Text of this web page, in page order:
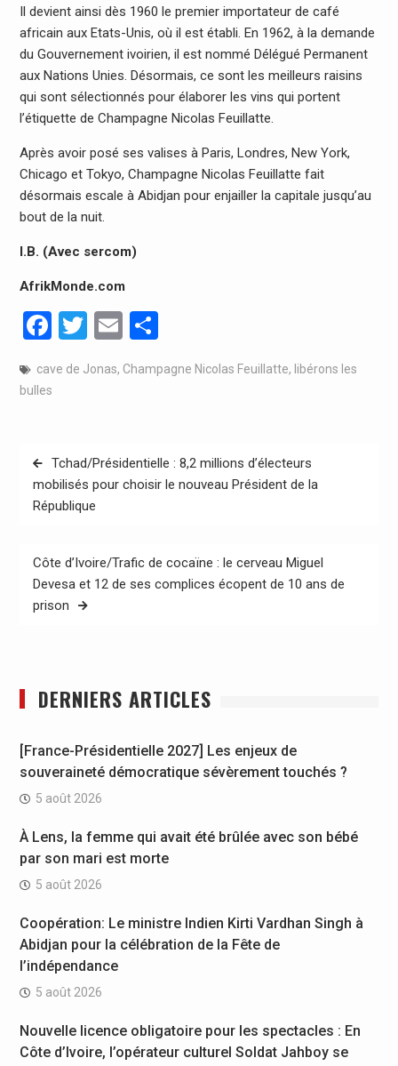
Il devient ainsi dès 1960 le premier importateur de café
africain aux Etats-Unis, où il est établi. En 1962, à la demande
du Gouvernement ivoirien, il est nommé Délégué Permanent
aux Nations Unies. Désormais, ce sont les meilleurs raisins
qui sont sélectionnés pour élaborer les vins qui portent
l’étiquette de Champagne Nicolas Feuillatte.
Après avoir posé ses valises à Paris, Londres, New York,
Chicago et Tokyo, Champagne Nicolas Feuillatte fait
désormais escale à Abidjan pour enjailler la capitale jusqu’au
bout de la nuit.
I.B. (Avec sercom)
AfrikMonde.com
Facebook
Twitter
EmailPartager
cave de Jonas, Champagne Nicolas Feuillatte, libérons les
bulles
Navigation
de
l’article
Tchad/Présidentielle : 8,2 millions d’électeurs
mobilisés pour choisir le nouveau Président de la
République
Côte d’Ivoire/Trafic de cocaïne : le cerveau Miguel
Devesa et 12 de ses complices écopent de 10 ans de
prison
DERNIERS ARTICLES
[France-Présidentielle 2027] Les enjeux de
souveraineté démocratique sévèrement touchés ?
5 août 2026
À Lens, la femme qui avait été brûlée avec son bébé
par son mari est morte
5 août 2026
Coopération: Le ministre Indien Kirti Vardhan Singh à
Abidjan pour la célébration de la Fête de
l’indépendance
5 août 2026
Nouvelle licence obligatoire pour les spectacles : En
Côte d’Ivoire, l’opérateur culturel Soldat Jahboy se